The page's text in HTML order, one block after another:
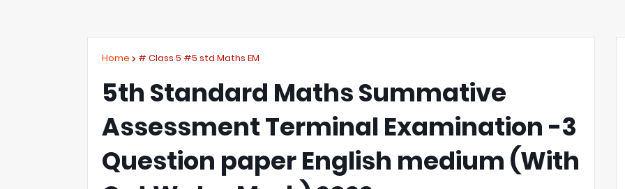
Home # Class 5 #5 std Maths EM
5th Standard Maths Summative
Assessment Terminal Examination -3
Question paper English medium (With